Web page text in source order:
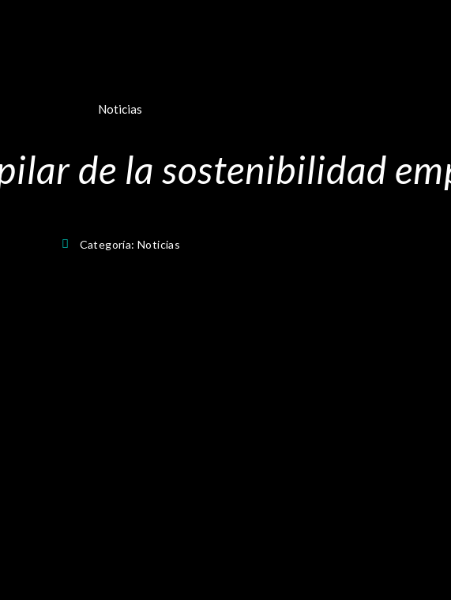
Noticias
de la sostenibilidad
Categoría:Noticias